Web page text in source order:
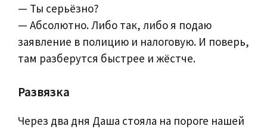
— Ты серьёзно?
— Абсолютно. Либо так, либо я подаю
заявление в полицию и налоговую. И поверь,
там разберутся быстрее и жёстче.
Развязка
Через два дня Даша стояла на пороге нашей